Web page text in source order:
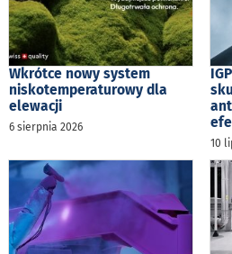
Wkrótce nowy system
niskotemperaturowy dla
elewacji
6 sierpnia 2026
10